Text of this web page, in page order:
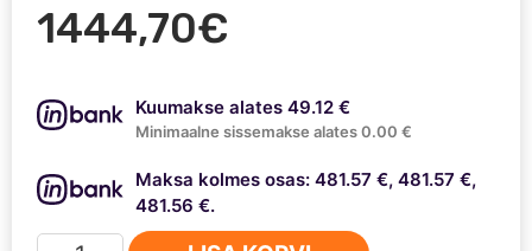
1444,70€
Kuumakse alates 49.12 €
Minimaalne sissemakse alates 0.00 €
Maksa kolmes osas: 481.57 €, 481.57 €,
481.56 €.
Suzuki